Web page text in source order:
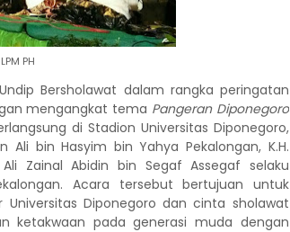
PH
Bersholawat dalam rangka peringatan
mengangkat tema Pangeran Diponegoro
di Stadion Universitas Diponegoro,
bin Hasyim bin Yahya Pekalongan, K.H.
Zainal Abidin bin Segaf Assegaf selaku
Acara tersebut bertujuan untuk
Diponegoro dan cinta sholawat
ketakwaan pada generasi muda dengan